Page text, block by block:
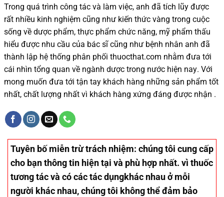
Trong quá trình công tác và làm việc, anh đã tích lũy được
rất nhiều kinh nghiệm cũng như kiến thức vàng trong cuộc
sống về dược phẩm, thực phẩm chức năng, mỹ phẩm thấu
hiểu được nhu cầu của bác sĩcũng như bệnh nhân anh đã
thành lập hệ thống phân phối thuocthat.com nhằm đưa tới
cái nhìn tổng quan về ngành dược trong nước hiện nay. Với
mong muốn đưa tới tận tay khách hàng những sản phẩm tốt
nhất, chất lượng nhất vì khách hàng xứng đáng được nhận .
Tuyên bố miễn trừ trách nhiệm: chúng tôi cung cấp
cho bạn thông tin hiện tại và phù hợp nhất. vì thuốc
tương tác và có các tác dụngkhác nhau ở mỗi
người khác nhau, chúng tôi không thể đảm bảo